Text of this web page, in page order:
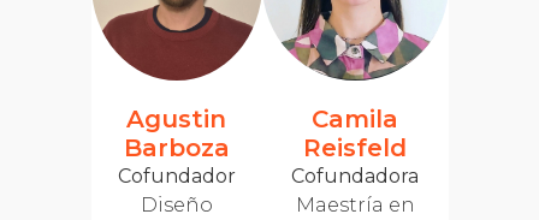
Cofundador
Agustin
Barboza
Diseño
Cofundadora
Camila
Reisfeld
Maestría en